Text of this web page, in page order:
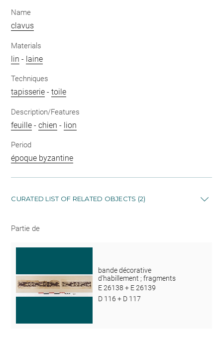
Name
clavus
Materials
lin - laine
Techniques
tapisserie -toile
Description/Features
feuille -chien - lion
Period
époque byzantine
CURATED LIST OF RELATED OBJECTS (2)
Partie de
bande décorative
d'habillement ; fragments
E 26138 + E 26139
D 116 + D 117